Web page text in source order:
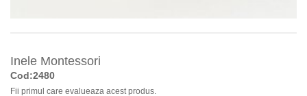
Inele Montessori
Cod:2480
Fii primul care evalueaza acest produs.